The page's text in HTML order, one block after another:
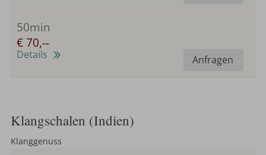
50min
€ 70,--
Anfragen
Details
Klangschalen (Indien)
Klanggenuss